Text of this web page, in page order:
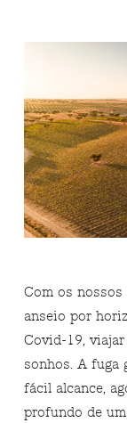
Com os
anseio por
Covid-19,
sonhos. A fuga
fácil alcance,
profundo de